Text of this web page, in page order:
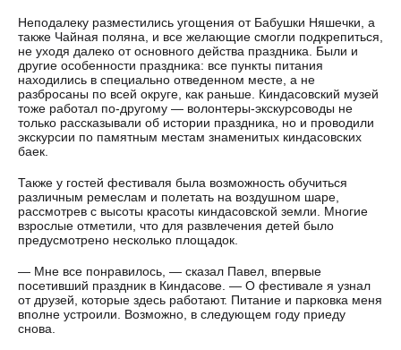
Неподалеку разместились угощения от Бабушки Няшечки, а
также Чайная поляна, и все желающие смогли подкрепиться,
не уходя далеко от основного действа праздника. Были и
другие особенности праздника: все пункты питания
находились в специально отведенном месте, а не
разбросаны по всей округе, как раньше. Киндасовский музей
тоже работал по-другому — волонтеры-экскурсоводы не
только рассказывали об истории праздника, но и проводили
экскурсии по памятным местам знаменитых киндасовских
баек.
Также у гостей фестиваля была возможность обучиться
различным ремеслам и полетать на воздушном шаре,
рассмотрев с высоты красоты киндасовской земли. Многие
взрослые отметили, что для развлечения детей было
предусмотрено несколько площадок.
— Мне все понравилось, — сказал Павел, впервые
посетивший праздник в Киндасове. — О фестивале я узнал
от друзей, которые здесь работают. Питание и парковка меня
вполне устроили. Возможно, в следующем году приеду
снова.